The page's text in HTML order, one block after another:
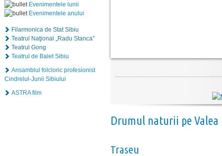
Evenimentele lunii
Evenimentele anului
Filarmonica de Stat Sibiu
Teatrul Naţional „Radu Stanca”
Teatrul Gong
Teatrul de Balet Sibiu
Ansamblul folcloric profesionist
Cindrelul-Junii Sibiului
ASTRA film
Drumul naturii pe
Traseu